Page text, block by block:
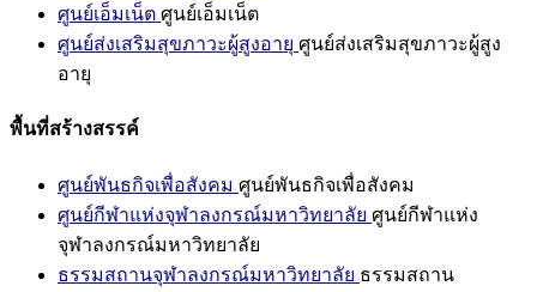
ศูนย์เอ็มเน็ต ศูนย์เอ็มเน็ต
ศูนย์ส่งเสริมสุขภาวะผู้สูงอายุ ศูนย์ส่งเสริมสุขภาวะผู้สูง
อายุ
พื้นที่สร้างสรรค์
ศูนย์พันธกิจเพื่อสังคม ศูนย์พันธกิจเพื่อสังคม
ศูนย์กีฬาแห่งจุฬาลงกรณ์มหาวิทยาลัย ศูนย์กีฬาแห่ง
จุฬาลงกรณ์มหาวิทยาลัย
ธรรมสถานจุฬาลงกรณ์มหาวิทยาลัย ธรรมสถาน